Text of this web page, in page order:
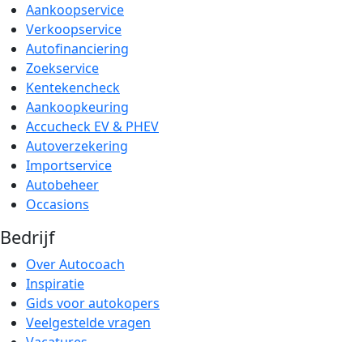
Aankoopservice
Verkoopservice
Autofinanciering
Zoekservice
Kentekencheck
Aankoopkeuring
Accucheck EV & PHEV
Autoverzekering
Importservice
Autobeheer
Occasions
Bedrijf
Over Autocoach
Inspiratie
Gids voor autokopers
Veelgestelde vragen